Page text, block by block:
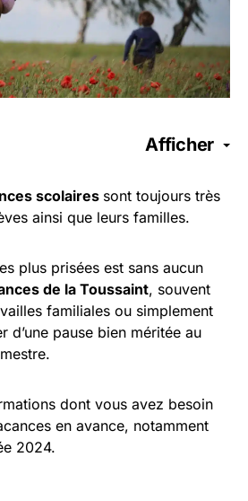
Afficher
scolaires sont toujours très
ainsi que leurs familles.
plus prisées est sans aucun
de la Toussaint, souvent
familiales ou simplement
d’une pause bien méritée au
dont vous avez besoin
en avance, notamment
2024.